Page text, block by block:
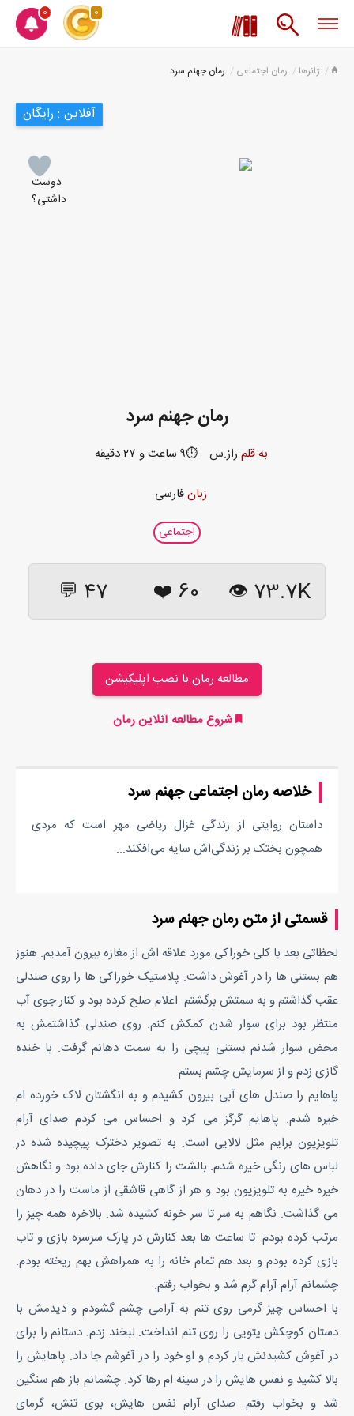
0 0
ژانرها رمان اجتماعی رمان جهنم سرد
آفلاین : رایگان
دوست
داشتی؟
رمان جهنم سرد
به قلم راز.س ⏱️۹ ساعت و ۲۷ دقیقه
زبانفارسی
اجتماعی
73.7K 👁
60
❤️
47 💬
مطالعه رمان با نصب اپلیکیشن
شروع مطالعه آنلاین رمان
خلاصه رمان اجتماعی جهنم سرد
داستان روایتی از زندگی غزال ریاضی مهر است که مردی
همچون بختک بر زندگی‌اش سایه می‌افکند...
قسمتی از متن رمان جهنم سرد
لحظاتی بعد با کلی خوراکی مورد علاقه اش از مغازه بیرون آمدیم. هنوز
هم بستنی ها را در آغوش داشت. پلاستیک خوراکی ها را روی صندلی
عقب گذاشتم و به سمتش برگشتم. اعلام صلح کرده بود و کنار جوی آب
منتظر بود برای سوار شدن کمکش کنم. روی صندلی گذاشتمش به
محض سوار شدنم بستنی پیچی را به سمت دهانم گرفت. با خنده
گازی زدم و از سرمایش چشم بستم.
پاهایم را صندل های آبی بیرون کشیدم و به انگشتان لاک خورده ام
خیره شدم. پاهایم گزگز می کرد و احساس می کردم صدای آرام
تلویزیون برایم مثل لالایی است. به تصویر دخترک پیچیده شده در
لباس های رنگی خیره شدم. بالشت را کنارش جای داده بود و نگاهش
خیره خیره به تلویزیون بود و هر از گاهی قاشقی از ماست را در دهان
می گذاشت. نگاهم به سر تا سر خونه کشیده شد. بالاخره همه چیز را
مرتب کرده بودم. تا ساعت ها بعد کنارش در پارک سرسره بازی و تاب
بازی کرده بودم و بعد هم تمام خانه را به همراهش بهم ریخته بودم.
چشمانم آرام آرام گرم شد و بخواب رفتم.
با احساس چیز گرمی روی تنم به آرامی چشم گشودم و دیدمش با
دستان کوچکش پتویی را روی تنم انداخت. لبخند زدم. دستانم را برای
در آغوش کشیدنش باز کردم و او خود را در آغوشم جا داد. پاهایش را
بالا کشید و نفس هایش را در سینه ام رها کرد. چشمانم باز هم سنگین
شد و بخواب رفتم. صدای آرام نفس هایش، بوی تنش، گرمای